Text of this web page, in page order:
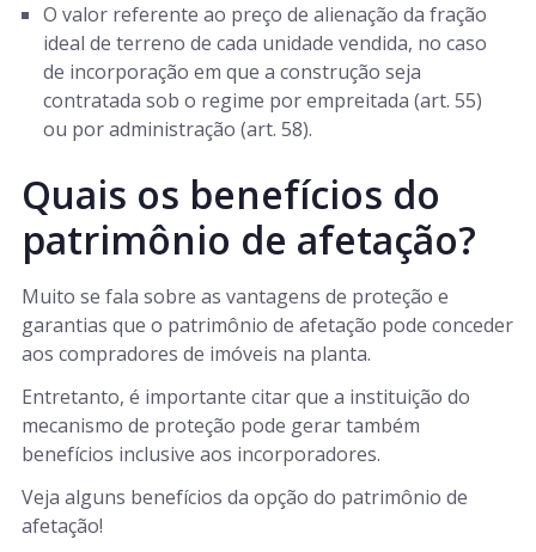
O valor referente ao preço de alienação da fração
ideal de terreno de cada unidade vendida, no caso
de incorporação em que a construção seja
contratada sob o regime por empreitada (art. 55)
ou por administração (art. 58).
Quais os benefícios do
patrimônio de afetação?
Muito se fala sobre as vantagens de proteção e
garantias que o patrimônio de afetação pode conceder
aos compradores de imóveis na planta.
Entretanto, é importante citar que a instituição do
mecanismo de proteção pode gerar também
benefícios inclusive aos incorporadores.
Veja alguns benefícios da opção do patrimônio de
afetação!